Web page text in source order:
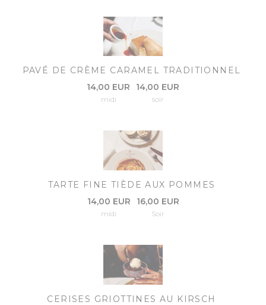
PAVÉ DE CRÈME CARAMEL TRADITIONNEL
14,00 EUR
midi
14,00 EUR
soir
TARTE FINE TIÈDE AUX POMMES
14,00 EUR
midi
16,00 EUR
Soir
CERISES GRIOTTINES AU KIRSCH